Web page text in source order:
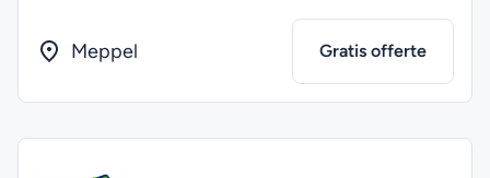
Meppel Gratis offerte